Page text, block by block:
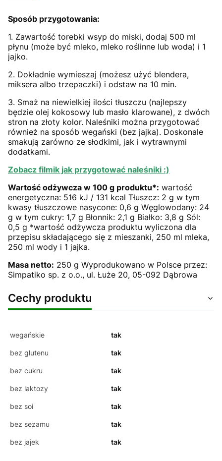
Sposób przygotowania:
1. Zawartość torebki wsyp do miski, dodaj 500 ml
płynu (może być mleko, mleko roślinne lub woda) i 1
jajko.
2. Dokładnie wymieszaj (możesz użyć blendera,
miksera albo trzepaczki) i odstaw na 10 min.
3. Smaż na niewielkiej ilości tłuszczu (najlepszy
będzie olej kokosowy lub masło klarowane), z dwóch
stron na złoty kolor. Naleśniki można przygotować
również na sposób wegański (bez jajka). Doskonale
smakują zarówno ze słodkimi, jak i wytrawnymi
dodatkami.
Zobacz filmik jak przygotować naleśniki :)
Wartość odżywcza w 100 g produktu*: wartość
energetyczna: 516 kJ / 131 kcal Tłuszcz: 2 g w tym
kwasy tłuszczowe nasycone: 0,6 g Węglowodany: 24
g w tym cukry: 1,7 g Błonnik: 2,1 g Białko: 3,8 g Sól:
0,5 g *wartość odżywcza produktu wyliczona dla
przepisu składającego się z mieszanki, 250 ml mleka,
250 ml wody i 1 jajka.
Masa netto: 250 g Wyprodukowano w Polsce przez:
Simpatiko sp. z o.o., ul. Łuże 20, 05-092 Dąbrowa
Cechy produktu
wegańskie tak
bez glutenu tak
bez cukru tak
bez laktozy tak
bez soi tak
bez sezamu tak
bez jajek tak